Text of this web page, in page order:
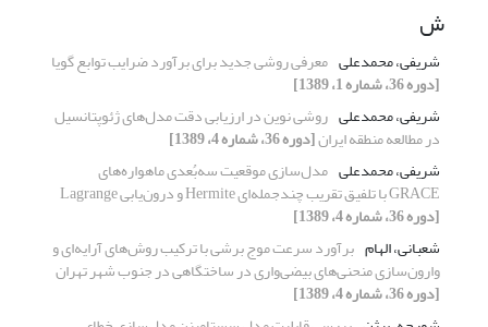
ش
شریفی، محمدعلی معرفی روشی جدید برای برآورد ضرایب توابع گویا
[دوره 36، شماره 1، 1389]
شریفی، محمدعلی روشی نوین در ارزیابی دقت مدل‌های ژئوپتانسیل
در مطالعه منطقه ایران[دوره 36، شماره 4، 1389]
شریفی، محمدعلی مدل‌سازی موقعیت سه‌بُعدی ماهواره‌های
GRACE با تلفیق تقریب چندجمله‌ای Hermite و درون‌یابی Lagrange
[دوره 36، شماره 4، 1389]
شعبانی، الهام برآورد سرعت موج برشی با ترکیب روش‌های آرایه‌ای و
وارون‌سازی منحنی‌های بیضی‌واری در ساختگاهی در جنوب شهر تهران
[دوره 36، شماره 4، 1389]